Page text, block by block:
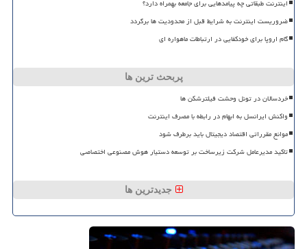
اینترنت طبقاتی چه پیامدهایی برای جامعه بهمراه دارد؟
ضروریست اینترنت به شرایط قبل از محدودیت ها برگردد
گام اروپا برای خودکفایی در ارتباطات ماهواره ای
پربحث ترین ها
خردسالان در تونل وحشت فیلترشکن ها
واکنش ایرانسل به ابهام در رابطه با مصرف اینترنت
موانع مقرراتی اقتصاد دیجیتال باید برطرف شود
تاکید مدیرعامل شرکت زیرساخت بر توسعه دستیار هوش مصنوعی اختصاصی
جدیدترین ها